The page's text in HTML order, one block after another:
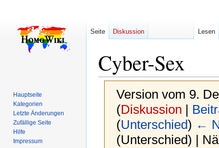
Cyber-Sex
Version vom 9.
(Diskussion |
(Unterschied) ←
(Unterschied) |
Seite Diskussion Lesen
Hauptseite
Kategorien
Letzte Änderungen
Zufällige Seite
Hilfe
Impressum